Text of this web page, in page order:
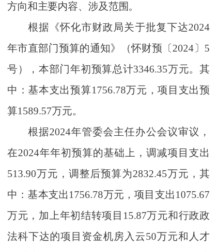
方向和主要内容、涉及范围。
根据《怀化市财政局关于批复下达2024
年市直部门预算的通知》（怀财预 〔2024〕 5
号），本部门年初预算总计3346.35万元。其
中：基本支出预算1756.78万元，项目支出预
算1589.57万元。
根据2024年管委会主任办公会议审议，
在2024年年初预算的基础上，调减项目支出
513.90万元，调整后预算为2832.45万元，其
中：基本支出 1756.78万元，项目支出 1075.67
万元，加上年初结转项目 15.87万元和行政政
法科下达的项目资金机房入云50万元和人才